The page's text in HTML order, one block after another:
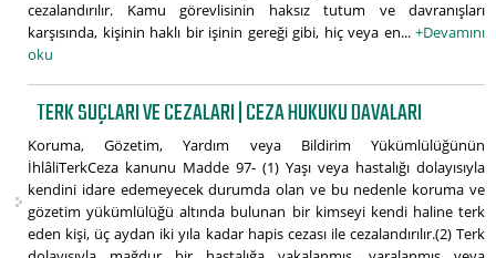
cezalandırılır. Kamu görevlisinin haksız tutum ve davranışları
karşısında, kişinin haklı bir işinin gereği gibi, hiç veya en... +Devamını
oku
TERK SUÇLARI VE CEZALARI | CEZA HUKUKU DAVALARI
Koruma, Gözetim, Yardım veya Bildirim Yükümlülüğünün
İhlâliTerkCeza kanunu Madde 97- (1) Yaşı veya hastalığı dolayısıyla
kendini idare edemeyecek durumda olan ve bu nedenle koruma ve
gözetim yükümlülüğü altında bulunan bir kimseyi kendi haline terk
eden kişi, üç aydan iki yıla kadar hapis cezası ile cezalandırılır.(2) Terk